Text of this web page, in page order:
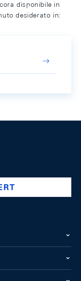
disponibile in
desiderato in:
swiss-national-
@swissnationalbank